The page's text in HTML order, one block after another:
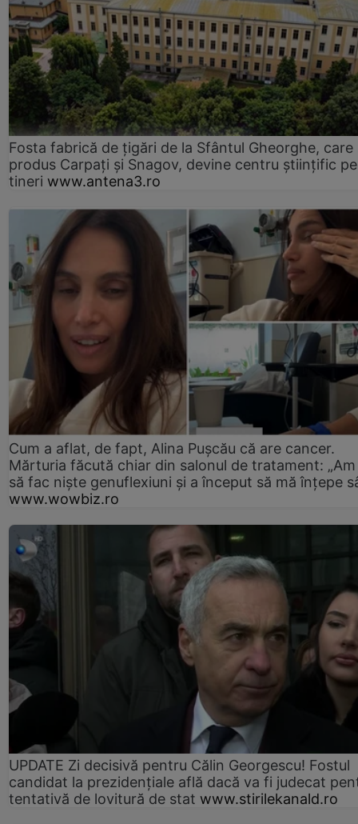
Fosta fabrică de țigări de la Sfântul Gheorghe, care
produs Carpați și Snagov, devine centru științific
tineri www.antena3.ro
Cum a aflat, de fapt, Alina Pușcău că are cancer.
Mărturia făcută chiar din salonul de tratament:
să fac niște genuflexiuni și a început să mă înțepe
www.wowbiz.ro
UPDATE Zi decisivă pentru Călin Georgescu! Fostul
candidat la prezidențiale află dacă va fi judecat
tentativă de lovitură de stat www.stirilekanald.ro